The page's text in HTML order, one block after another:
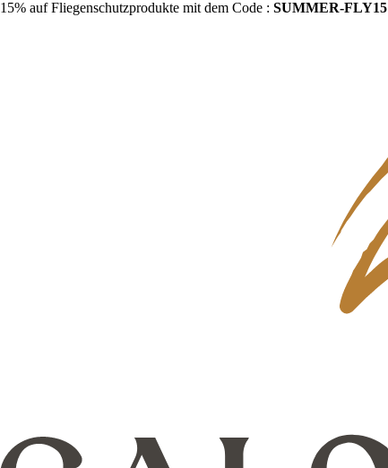
15% auf Fliegenschutzprodukte mit dem Code : SUMMER-FLY15